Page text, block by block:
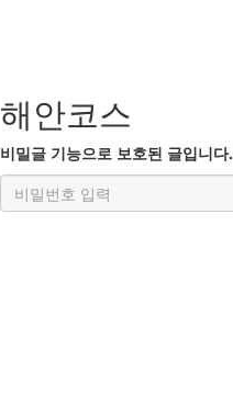
해안코스
비밀글 기능으로 보호된 글입니다.